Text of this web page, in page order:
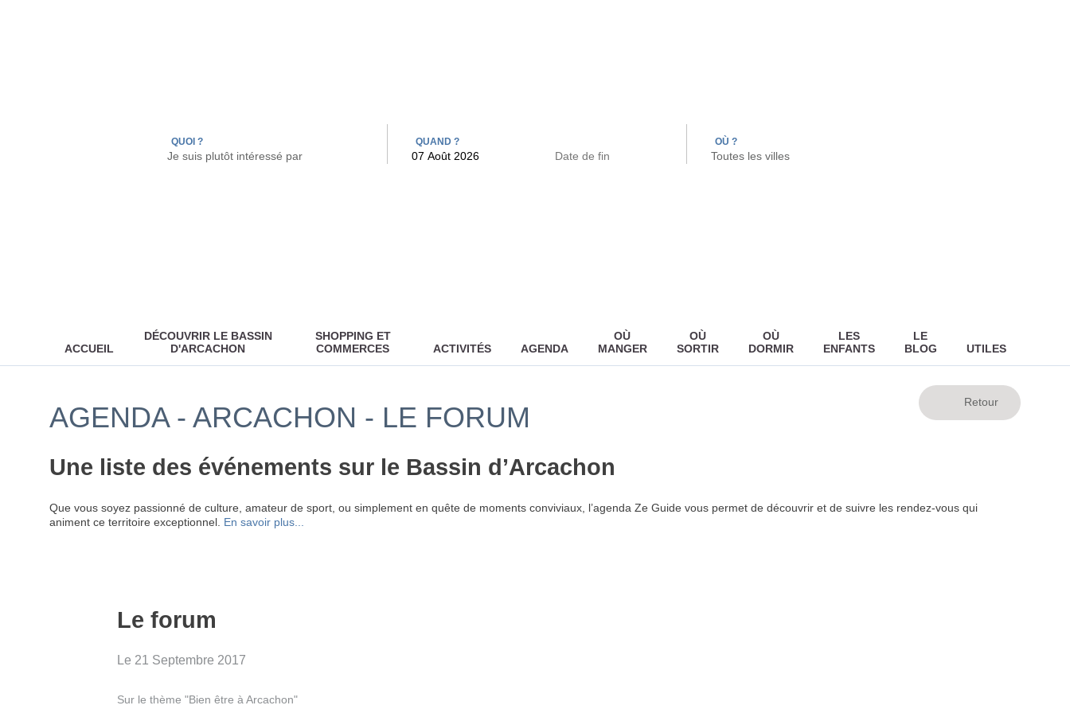
QUOI ? QUAND ? OÙ ?
ACCUEIL
DÉCOUVRIR LE BASSIN
D'ARCACHON
SHOPPING ET
COMMERCES
ACTIVITÉS AGENDA
OÙ
MANGER
OÙ
SORTIR
OÙ
DORMIR
LES
ENFANTS
LE
BLOG
UTILES
AGENDA - ARCACHON - LE FORUM
Une liste des événements sur le Bassin d’Arcachon
Que vous soyez passionné de culture, amateur de sport, ou simplement en quête de moments conviviaux, l’agenda Ze Guide vous permet de découvrir et de suivre les rendez-vous qui
animent ce territoire exceptionnel. En savoir plus...
Le forum
Le 21 Septembre 2017
Sur le thème "Bien être à Arcachon"